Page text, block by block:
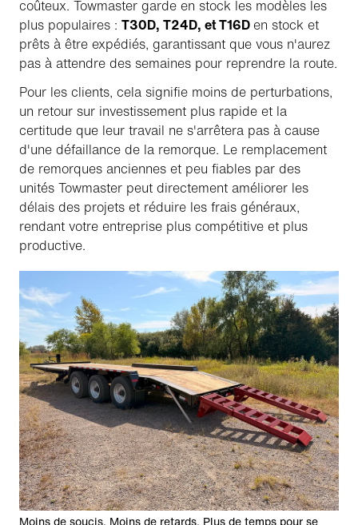
coûteux. Towmaster garde en stock les modèles les
plus populaires : T30D, T24D, et T16Den stock et
prêts à être expédiés, garantissant que vous n'aurez
pas à attendre des semaines pour reprendre la route.
Pour les clients, cela signifie moins de perturbations,
un retour sur investissement plus rapide et la
certitude que leur travail ne s'arrêtera pas à cause
d'une défaillance de la remorque. Le remplacement
de remorques anciennes et peu fiables par des
unités Towmaster peut directement améliorer les
délais des projets et réduire les frais généraux,
rendant votre entreprise plus compétitive et plus
productive.
Moins de soucis. Moins de retards. Plus de temps pour se